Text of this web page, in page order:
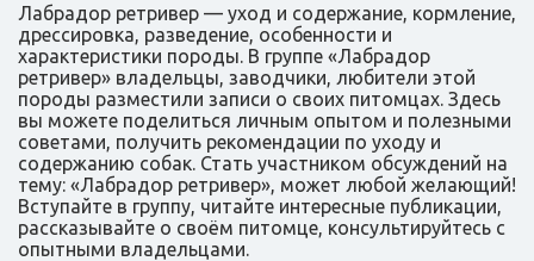
Лабрадор ретривер — уход и содержание, кормление,
дрессировка, разведение, особенности и
характеристики породы. В группе «Лабрадор
ретривер» владельцы, заводчики, любители этой
породы разместили записи о своих питомцах. Здесь
вы можете поделиться личным опытом и полезными
советами, получить рекомендации по уходу и
содержанию собак. Стать участником обсуждений на
тему: «Лабрадор ретривер», может любой желающий!
Вступайте в группу, читайте интересные публикации,
рассказывайте о своём питомце, консультируйтесь с
опытными владельцами.